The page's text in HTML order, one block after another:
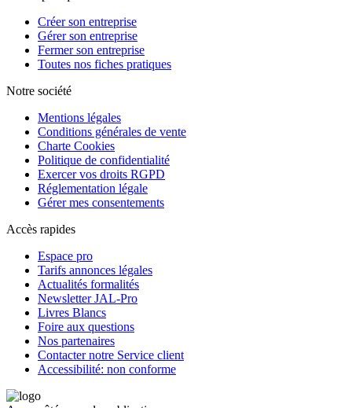
Créer son entreprise
Gérer son entreprise
Fermer son entreprise
Toutes nos fiches pratiques
Notre société
Mentions légales
Conditions générales de vente
Charte Cookies
Politique de confidentialité
Exercer vos droits RGPD
Réglementation légale
Gérer mes consentements
Accès rapides
Espace pro
Tarifs annonces légales
Actualités formalités
Newsletter JAL-Pro
Livres Blancs
Foire aux questions
Nos partenaires
Contacter notre Service client
Accessibilité: non conforme